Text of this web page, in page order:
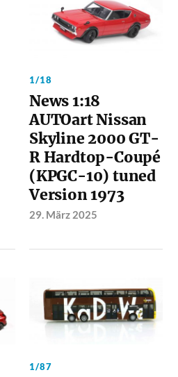
1/18
News 1:18
AUTOart Nissan
Skyline 2000 GT-
R Hardtop-Coupé
(KPGC-10) tuned
Version 1973
29. März 2025
1/87